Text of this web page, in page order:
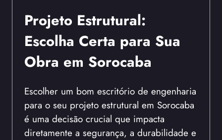
Projeto Estrutural:
Escolha Certa para Sua
Obra em Sorocaba
Escolher um bom escritório de engenharia
para o seu projeto estrutural em Sorocaba
é uma decisão crucial que impacta
diretamente a segurança, a durabilidade e